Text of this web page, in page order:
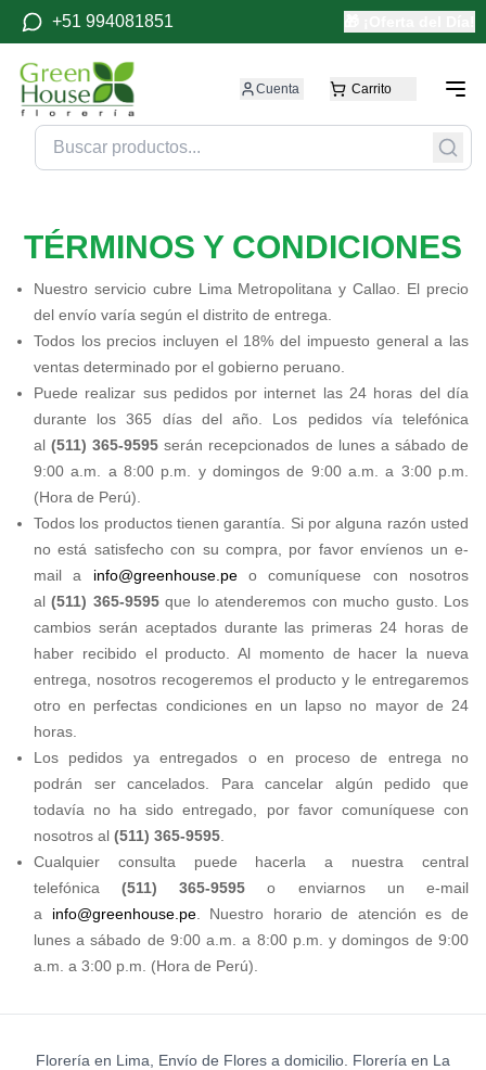
+51 994081851
Cuenta Carrito
TÉRMINOS Y CONDICIONES
Nuestro servicio cubre Lima Metropolitana y Callao. El precio
del envío varía según el distrito de entrega.
Todos los precios incluyen el 18% del impuesto general a las
ventas determinado por el gobierno peruano.
Puede realizar sus pedidos por internet las 24 horas del día
durante los 365 días del año. Los pedidos vía telefónica
al(511) 365-9595 serán recepcionados de lunes a sábado de
9:00 a.m. a 8:00 p.m. y domingos de 9:00 a.m. a 3:00 p.m.
(Hora de Perú).
Todos los productos tienen garantía. Si por alguna razón usted
no está satisfecho con su compra, por favor envíenos un e-
mail a info@greenhouse.peo comuníquese con nosotros
al(511) 365-9595que lo atenderemos con mucho gusto. Los
cambios serán aceptados durante las primeras 24 horas de
haber recibido el producto. Al momento de hacer la nueva
entrega, nosotros recogeremos el producto y le entregaremos
otro en perfectas condiciones en un lapso no mayor de 24
horas.
Los pedidos ya entregados o en proceso de entrega no
podrán ser cancelados. Para cancelar algún pedido que
todavía no ha sido entregado, por favor comuníquese con
nosotros al (511) 365-9595
Cualquier consulta puede hacerla a nuestra central
telefónica(511) 365-9595 o enviarnos un e-mail
a info@greenhouse.pe. Nuestro horario de atención es de
lunes a sábado de 9:00 a.m. a 8:00 p.m. y domingos de 9:00
a.m. a 3:00 p.m. (Hora de Perú).
Florería en Lima, Envío de Flores a domicilio. Florería en La